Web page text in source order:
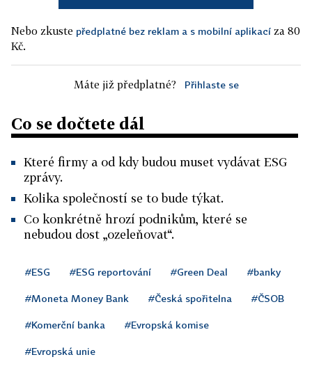
Nebo zkuste předplatné bez reklam a s mobilní aplikací za 80
Kč.
Máte již předplatné? Přihlaste se
Co se dočtete dál
Které firmy a od kdy budou muset vydávat ESG
zprávy.
Kolika společností se to bude týkat.
Co konkrétně hrozí podnikům, které se
nebudou dost „ozeleňovat“.
#ESG #ESG reportování #Green Deal #banky
#Moneta Money Bank #Česká spořitelna #ČSOB
#Komerční banka #Evropská komise
#Evropská unie